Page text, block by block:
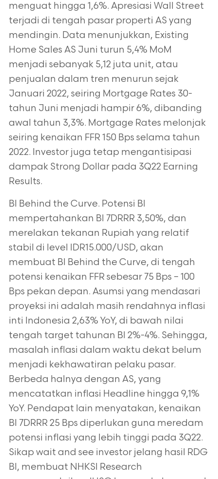
menguat hingga 1,6%. Apresiasi Wall Street
terjadi di tengah pasar properti AS yang
mendingin. Data menunjukkan, Existing
Home Sales AS Juni turun 5,4% MoM
menjadi sebanyak 5,12 juta unit, atau
penjualan dalam tren menurun sejak
Januari 2022, seiring Mortgage Rates 30-
tahun Juni menjadi hampir 6%, dibanding
awal tahun 3,3%. Mortgage Rates melonjak
seiring kenaikan FFR 150 Bps selama tahun
2022. Investor juga tetap mengantisipasi
dampak Strong Dollar pada 3Q22 Earning
Results.
BI Behind the Curve. Potensi BI
mempertahankan BI 7DRRR 3,50%, dan
merelakan tekanan Rupiah yang relatif
stabil di level IDR15.000/USD, akan
membuat BI Behind the Curve, di tengah
potensi kenaikan FFR sebesar 75 Bps – 100
Bps pekan depan. Asumsi yang mendasari
proyeksi ini adalah masih rendahnya inflasi
inti Indonesia 2,63% YoY, di bawah nilai
tengah target tahunan BI 2%-4%. Sehingga,
masalah inflasi dalam waktu dekat belum
menjadi kekhawatiran pelaku pasar.
Berbeda halnya dengan AS, yang
mencatatkan inflasi Headline hingga 9,1%
YoY. Pendapat lain menyatakan, kenaikan
BI 7DRRR 25 Bps diperlukan guna meredam
potensi inflasi yang lebih tinggi pada 3Q22.
Sikap wait and see investor jelang hasil RDG
BI, membuat NHKSI Research